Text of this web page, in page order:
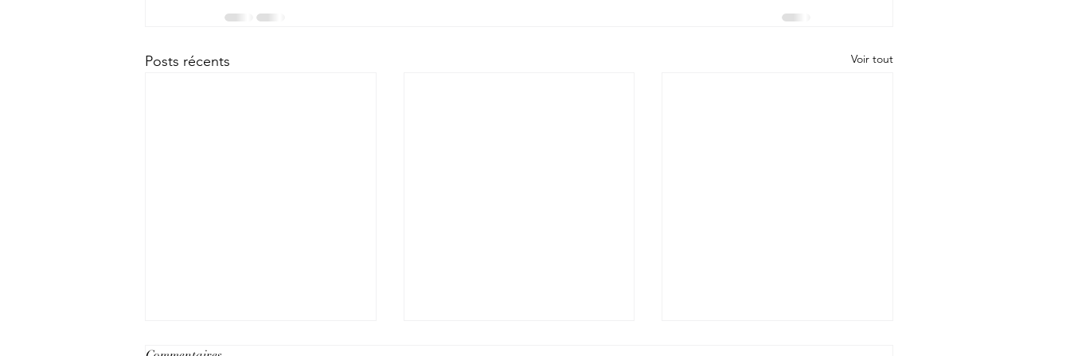
Posts récents Voir tout